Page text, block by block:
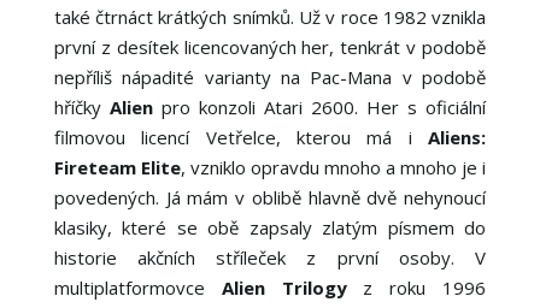
také čtrnáct krátkých snímků. Už v roce 1982 vznikla
první z desítek licencovaných her, tenkrát v podobě
nepříliš nápadité varianty na Pac-Mana v podobě
hříčky Alienpro konzoli Atari 2600. Her s oficiální
filmovou licencí Vetřelce, kterou má iAliens:
Fireteam Elite, vzniklo opravdu mnoho a mnoho je i
povedených. Já mám v oblibě hlavně dvě nehynoucí
klasiky, které se obě zapsaly zlatým písmem do
historie akčních stříleček z první osoby. V
multiplatformovce Alien Trilogyz roku 1996